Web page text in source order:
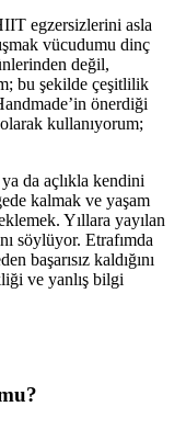
egzersizlerini asla
vücudumu dinç
değil,
bu şekilde çeşitlilik
önerdiği
kullanıyorum;
da açlıkla kendini
kalmak ve yaşam
Yıllara yayılan
söylüyor. Etrafımda
başarısız kaldığını
ve yanlış bilgi